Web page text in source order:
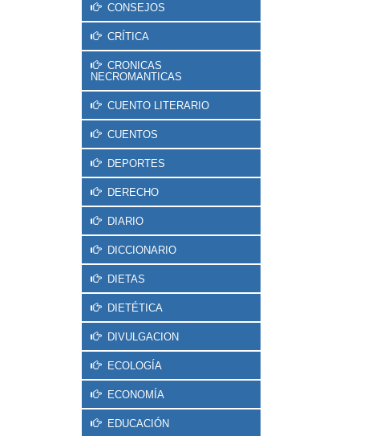
CONSEJOS
CRÍTICA
CRONICAS
NECROMANTICAS
CUENTO LITERARIO
CUENTOS
DEPORTES
DERECHO
DIARIO
DICCIONARIO
DIETAS
DIETÉTICA
DIVULGACION
ECOLOGÍA
ECONOMÍA
EDUCACIÓN